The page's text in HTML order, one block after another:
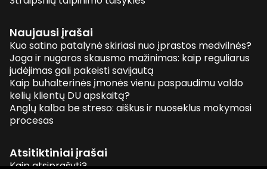
Naujausi įrašai
Kuo satino patalynė skiriasi nuo įprastos medvilnės?
Joga ir nugaros skausmo mažinimas: kaip reguliarus
judėjimas gali pakeisti savijautą
Kaip buhalterinės įmonės vienu paspaudimu valdo
kelių klientų DU apskaitą?
Anglų kalba be streso: aiškus ir nuoseklus mokymosi
procesas
Atsitiktiniai įrašai
Kaip atsiprašyti?